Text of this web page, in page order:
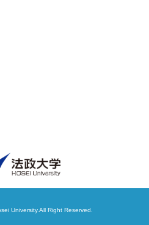
University.All Right Reserved.